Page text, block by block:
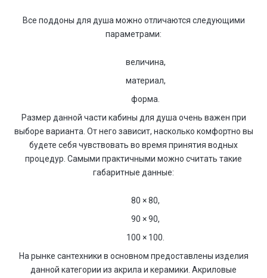
Все поддоны для душа можно отличаются следующими
параметрами:
величина,
материал,
форма.
Размер данной части кабины для душа очень важен при
выборе варианта. От него зависит, насколько комфортно вы
будете себя чувствовать во время принятия водных
процедур. Самыми практичными можно считать такие
габаритные данные:
80 × 80,
90 × 90,
100 × 100.
На рынке сантехники в основном предоставлены изделия
данной категории из акрила и керамики. Акриловые